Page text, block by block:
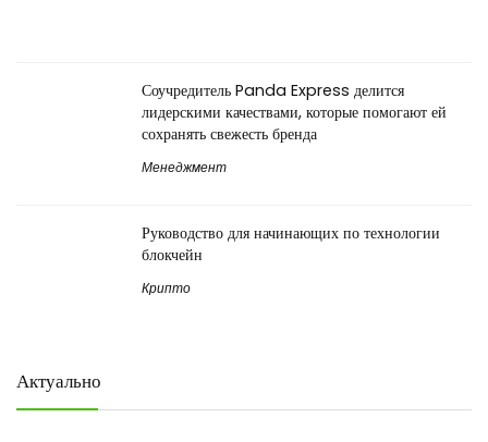
Соучредитель Panda Express делится
лидерскими качествами, которые помогают ей
сохранять свежесть бренда
Менеджмент
Руководство для начинающих по технологии
блокчейн
Крипто
Актуально